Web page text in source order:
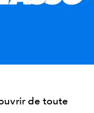
de toute